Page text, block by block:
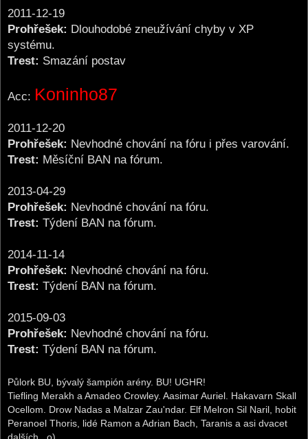
2011-12-19
Prohřešek: Dlouhodobé zneužívání chyby v XP
systému.
Trest: Smazání postav
Acc: Koninho87
2011-12-20
Prohřešek: Nevhodné chování na fóru i přes varování.
Trest: Měsíční BAN na fórum.
2013-04-29
Prohřešek: Nevhodné chování na fóru.
Trest: Týdení BAN na fórum.
2014-11-14
Prohřešek: Nevhodné chování na fóru.
Trest: Týdení BAN na fórum.
2015-09-03
Prohřešek: Nevhodné chování na fóru.
Trest: Týdení BAN na fórum.
Půlork BU, bývalý šampión arény. BU! UGHR!
Tiefling Merakh a Amadeo Crowley. Aasimar Auriel. Hakavarn Skall
Ocellom. Drow Nadas a Malzar Zau'ndar. Elf Melron Sil Naril, hobit
Peranoel Thoris, lidé Ramon a Adrian Bach, Taranis a asi dvacet